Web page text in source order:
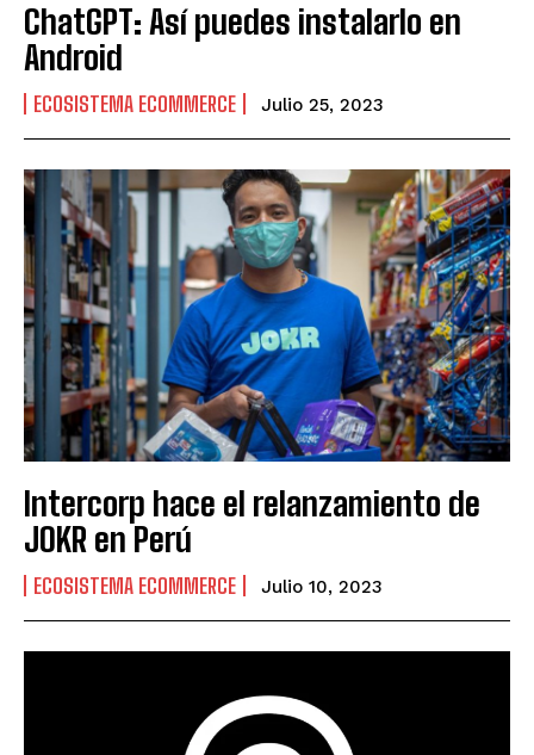
ChatGPT: Así puedes instalarlo en
Android
ECOSISTEMA ECOMMERCE Julio 25, 2023
Intercorp hace el relanzamiento de
JOKR en Perú
ECOSISTEMA ECOMMERCE Julio 10, 2023